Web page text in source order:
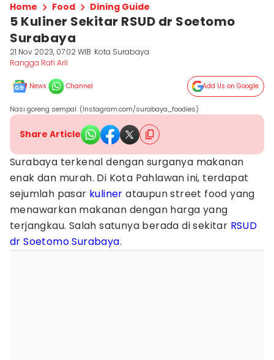
Home Food Dining Guide
5 Kuliner Sekitar RSUD dr Soetomo
Surabaya
21 Nov 2023, 07:02 WIB Kota Surabaya
Rangga Rafi Arli
News Channel Add Us on Google
Nasi goreng sempal. (Instagram.com/surabaya_foodies)
Share Article
Surabaya terkenal dengan surganya makanan
enak dan murah. Di Kota Pahlawan ini, terdapat
sejumlah pasar kuliner ataupun street food yang
menawarkan makanan dengan harga yang
terjangkau. Salah satunya berada di sekitar RSUD
dr Soetomo Surabaya.